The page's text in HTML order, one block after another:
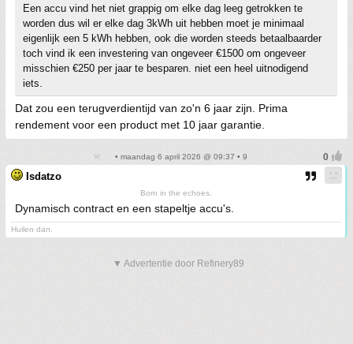
Een accu vind het niet grappig om elke dag leeg getrokken te
worden dus wil er elke dag 3kWh uit hebben moet je minimaal
eigenlijk een 5 kWh hebben, ook die worden steeds betaalbaarder
toch vind ik een investering van ongeveer €1500 om ongeveer
misschien €250 per jaar te besparen. niet een heel uitnodigend
iets.
Dat zou een terugverdientijd van zo'n 6 jaar zijn. Prima
rendement voor een product met 10 jaar garantie.
• maandag 6 april 2026 @ 09:37 • 9
Isdatzo
Born in the echoes.
Dynamisch contract en een stapeltje accu's.
Huilen dan.
▼ Advertentie door Refinery89